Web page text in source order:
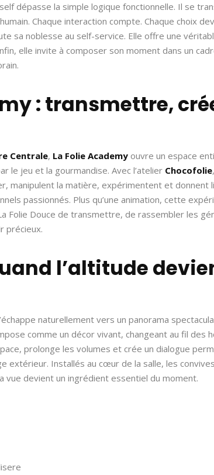
dépasse la simple logique fonctionnelle. Il se
Chaque interaction compte. Chaque choix
sa noblesse au self-service. Elle offre une
elle invite à composer son moment dans un
: transmettre,
Centrale, La Folie Academy ouvre un espace
le jeu et la gourmandise. Avec l’atelier Chocofolie
manipulent la matière, expérimentent et donnent
passionnés. Plus qu’une animation, cette
Folie Douce de transmettre, de rassembler les
précieux.
l’altitude
naturellement vers un panorama
comme un décor vivant, changeant au fil des
prolonge les volumes et crée un dialogue
extérieur. Installés au cœur de la salle, les
vue devient un ingrédient essentiel du moment.